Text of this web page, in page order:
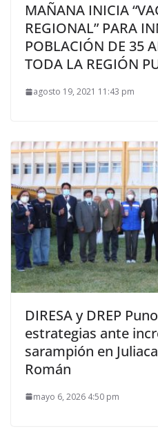
MAÑANA INICIA
REGIONAL” PARA
POBLACIÓN DE 35
TODA LA REGIÓN
agosto 19, 2021 11:43 pm
DIRESA y DREP
estrategias ante
sarampión en
Román
mayo 6, 2026 4:50 pm